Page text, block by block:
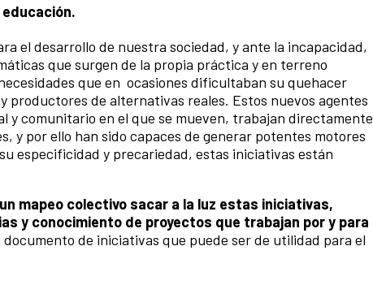
el desarrollo de nuestra sociedad, y ante la incapacidad,
que surgen de la propia práctica y en terreno
que en ocasiones dificultaban su quehacer
de alternativas reales. Estos nuevos agentes
y comunitario en el que se mueven, trabajan directamente
y por ello han sido capaces de generar potentes motores
especificidad y precariedad, estas iniciativas están
mapeo colectivo sacar a la luz estas iniciativas,
y conocimiento de proyectos que trabajan por y para
de iniciativas que puede ser de utilidad para el